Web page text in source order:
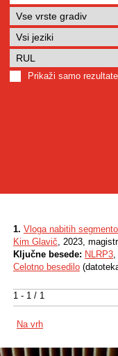
Prikaži samo
1 - 1 / 1
1. Vloga nabitih
Kim Glavič, 2023,
Ključne besede: NLRP3,
Celotno besedilo
Na vrh